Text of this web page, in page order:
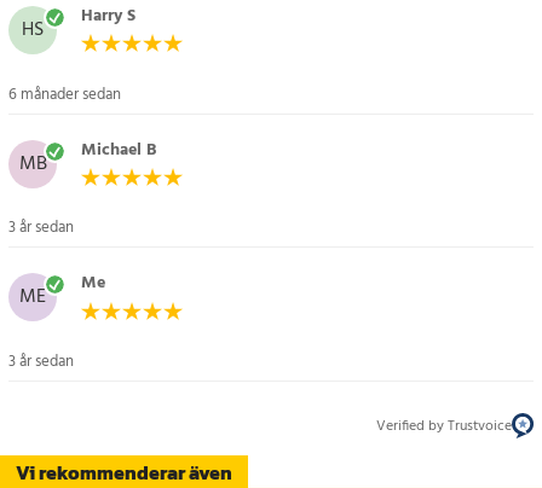
Vi rekommenderar även
HS Harry S
6 månader sedan
MB Michael B
3 år sedan
ME Me
3 år sedan
Verified by Trustvoice